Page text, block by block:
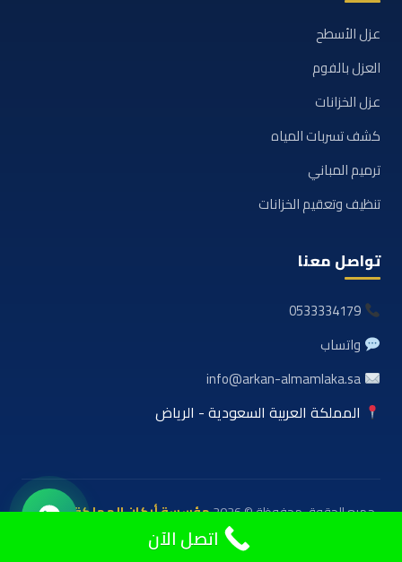
عزل الأسطح
العزل بالفوم
عزل الخزانات
كشف تسربات المياه
ترميم المباني
تنظيف وتعقيم الخزانات
تواصل معنا
0533334179
واتساب
info@arkan-almamlaka.sa
المملكة العربية السعودية - الرياض
جميع الحقوق محفوظة © 2026
مؤسسة أركان المملكة للعوازل
والمقاولات
اتصل الآن